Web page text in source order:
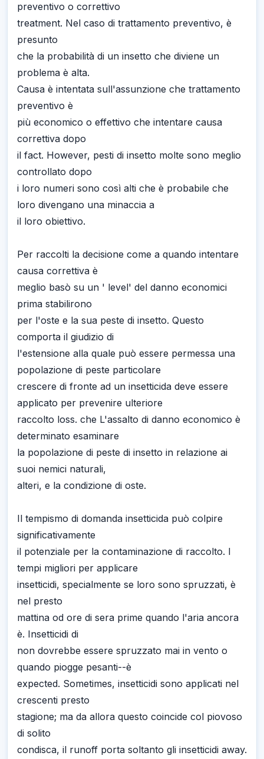
preventivo o correttivo
treatment. Nel caso di trattamento preventivo, è
presunto
che la probabilità di un insetto che diviene un
problema è alta.
Causa è intentata sull'assunzione che trattamento
preventivo è
più economico o effettivo che intentare causa
correttiva dopo
il fact. However, pesti di insetto molte sono meglio
controllato dopo
i loro numeri sono così alti che è probabile che
loro divengano una minaccia a
il loro obiettivo.
Per raccolti la decisione come a quando intentare
causa correttiva è
meglio basò su un ' level' del danno economici
prima stabilirono
per l'oste e la sua peste di insetto. Questo
comporta il giudizio di
l'estensione alla quale può essere permessa una
popolazione di peste particolare
crescere di fronte ad un insetticida deve essere
applicato per prevenire ulteriore
raccolto loss. che L'assalto di danno economico è
determinato esaminare
la popolazione di peste di insetto in relazione ai
suoi nemici naturali,
alteri, e la condizione di oste.
Il tempismo di domanda insetticida può colpire
significativamente
il potenziale per la contaminazione di raccolto. I
tempi migliori per applicare
insetticidi, specialmente se loro sono spruzzati, è
nel presto
mattina od ore di sera prime quando l'aria ancora
è. Insetticidi di
non dovrebbe essere spruzzato mai in vento o
quando piogge pesanti--è
expected. Sometimes, insetticidi sono applicati nel
crescenti presto
stagione; ma da allora questo coincide col piovoso
di solito
condisca, il runoff porta soltanto gli insetticidi away.